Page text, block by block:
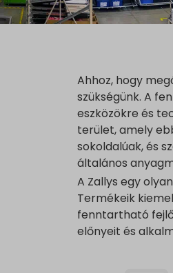
Ahhoz, hogy
szükségünk. A
eszközökre és
terület, amely
sokoldalúak, és
általános
A Zallys egy
Termékeik
fenntartható
előnyeit és